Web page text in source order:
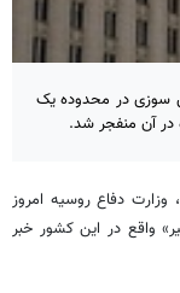
سوزی در محدوده یک
در آن منفجر شد.
، وزارت دفاع روسیه امروز
واقع در این کشور خبر